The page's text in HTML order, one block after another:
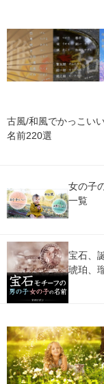
古風/和風でかっこい
名前220選
女の子
一覧
宝石、
琥珀、